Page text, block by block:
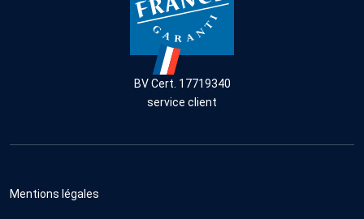
BV Cert. 17719340
service client
Mentions légales